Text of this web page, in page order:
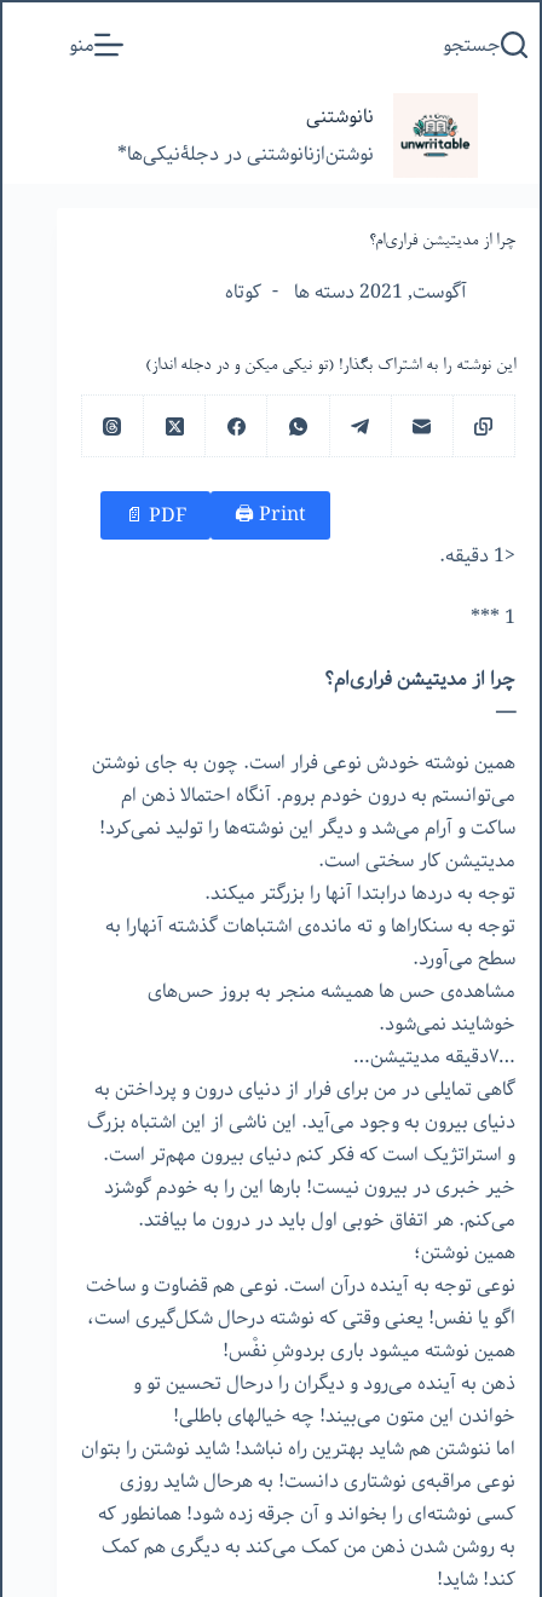
به
جستجو منو
نانوشتنی
نوشتن‌از‌نانوشتنی‌ در‌ دجلۀنیکی‌ها*
چرا از مدیتیشن فراری‌ام؟
آگوست, 2021 دسته ها کوتاه
این نوشته را به اشتراک بگذار! (تو نیکی میکن و در دجله انداز)
Print 🖨
PDF 📄
<1 دقیقه.
1 ***
چرا از مدیتیشن فراری‌ام؟
—
همین نوشته خودش نوعی فرار است. چون به جای نوشتن
می‌توانستم به درون خودم بروم. آنگاه احتمالا ذهن ام
ساکت و آرام می‌شد و دیگر این نوشته‌ها را تولید نمی‌کرد!
مدیتیشن کار سختی است.
توجه به دردها درابتدا آنها را بزرگتر میکند.
توجه به سنکاراها و ته مانده‌ی اشتباهات گذشته آنهارا به
سطح می‌آورد.
مشاهده‌ی حس ها همیشه منجر به بروز حس‌های
خوشایند نمی‌شود.
…٧دقیقه مدیتیشن…
گاهی تمایلی در من برای فرار از دنیای درون و پرداختن به
دنیای بیرون به وجود می‌آید. این ناشی از این اشتباه بزرگ
و استراتژیک است که فکر کنم دنیای بیرون مهم‌تر است.
خیر خبری در بیرون نیست! بارها این را به خودم گوشزد
می‌کنم. هر اتفاق خوبی اول باید در درون ما بیافتد.
همین نوشتن؛
نوعی توجه به آینده درآن است. نوعی هم قضاوت و ساخت
اگو یا نفس! یعنی وقتی که نوشته درحال شکل‌گیری است،
همین نوشته میشود باری بردوشِ نفْس!
ذهن به آینده می‌رود و دیگران را درحال تحسین تو و
خواندن این متون می‌بیند! چه خیالهای باطلی!
اما ننوشتن هم شاید بهترین راه نباشد! شاید نوشتن را بتوان
نوعی مراقبه‌ی نوشتاری دانست! به هرحال شاید روزی
کسی نوشته‌ای را بخواند و آن جرقه زده شود! همانطور که
به روشن شدن ذهن من کمک می‌کند به دیگری هم کمک
کند! شاید!